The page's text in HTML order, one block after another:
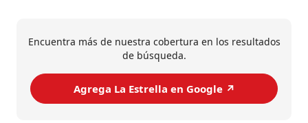
Encuentra más de nuestra cobertura en los resultados
de búsqueda.
Agrega La Estrella en Google ↗️